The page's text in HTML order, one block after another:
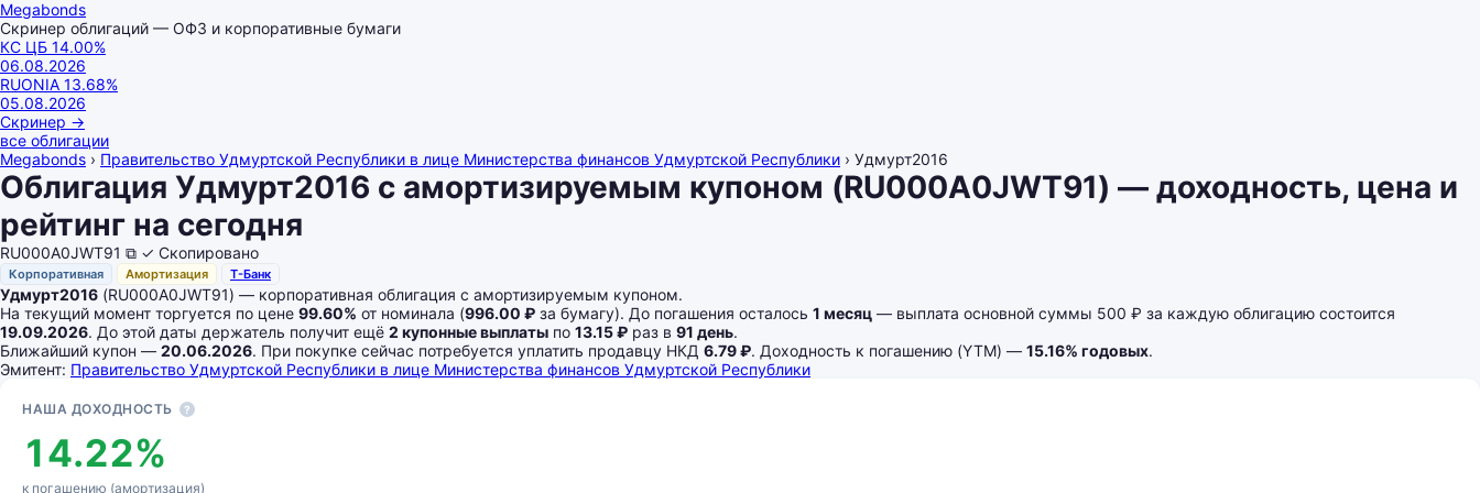
Megabonds
Скринер облигаций — ОФЗ и корпоративные бумаги
КС ЦБ 14.00%
06.08.2026
RUONIA 13.68%
05.08.2026
Скринер →
все облигации
Megabonds › Правительство Удмуртской Республики в лице Министерства финансов Удмуртской Республики › Удмурт2016
Облигация Удмурт2016 с амортизируемым купоном (RU000A0JWT91) — доходность, цена и
рейтинг на сегодня
RU000A0JWT91 ⧉ ✓ Скопировано
Корпоративная Амортизация Т-Банк
Удмурт2016 (RU000A0JWT91) — корпоративная облигация с амортизируемым купоном.
На текущий момент торгуется по цене 99.60% от номинала (996.00 ₽ за бумагу). До погашения осталось 1 месяц — выплата основной суммы 500 ₽ за каждую облигацию состоится
19.09.2026. До этой даты держатель получит ещё 2 купонные выплаты по 13.15 ₽ раз в 91 день.
Ближайший купон — 20.06.2026. При покупке сейчас потребуется уплатить продавцу НКД 6.79 ₽. Доходность к погашению (YTM) — 15.16% годовых.
Эмитент: Правительство Удмуртской Республики в лице Министерства финансов Удмуртской Республики
НАША ДОХОДНОСТЬ ?
14.22%
к погашению (амортизация)